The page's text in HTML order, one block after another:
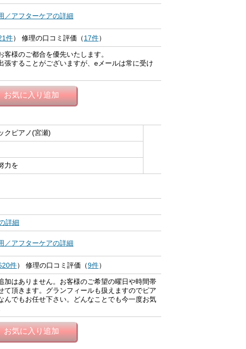
／アフターケアの詳細
件） 修理の口コミ評価（17件）
様のご都合を優先いたします。
することがございますが、eメールは常に受け
お気に入り追加
クピアノ(宮瀬)
力を
詳細
／アフターケアの詳細
件） 修理の口コミ評価（9件）
加はありません。お客様のご希望の曜日や時間帯
て頂きます。グランフィールも扱えますのでピア
んでもお任せ下さい。どんなことでも今一度お気
お気に入り追加